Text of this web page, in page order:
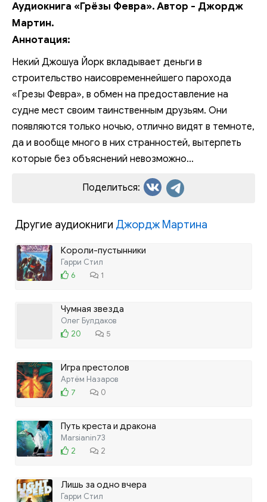
Аудиокнига «Грёзы Февра». Автор - Джордж
Мартин.
Аннотация:
Некий Джошуа Йорк вкладывает деньги в
строительство наисовременнейшего парохода
«Грезы Февра», в обмен на предоставление на
судне мест своим таинственным друзьям. Они
появляются только ночью, отлично видят в темноте,
да и вообще много в них странностей, вытерпеть
которые без объяснений невозможно…
Поделиться:
Другие аудиокниги Джордж Мартина
Короли-пустынники
Гарри Стил
6
1
Чумная звезда
Олег Булдаков
20
5
Игра престолов
Артём Назаров
7
0
Путь креста и дракона
Marsianin73
2
2
Лишь за одно вчера
Гарри Стил